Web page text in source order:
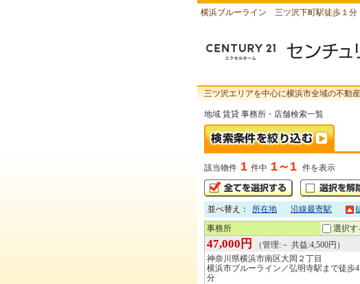
横浜ブルーライン 三ツ沢下町駅徒歩１分
三ツ沢エリアを中心に横浜市全域の不動
地域 賃貸 事務所・店舗検索一覧
該当物件 1 件中 1～1 件を表示
並べ替え： 所在地 沿線最寄駅
事務所 選択す
47,000円
（管理:－ 共益:4,500円）
神奈川県横浜市南区大岡２丁目
横浜市ブルーライン／弘明寺駅まで徒歩4
分